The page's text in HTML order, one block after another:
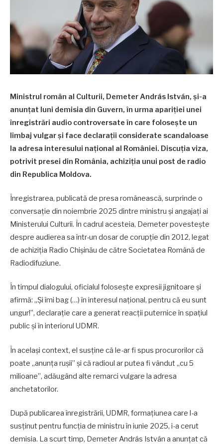
Ministrul român al Culturii, Demeter András István, și-a
anunțat luni demisia din Guvern, în urma apariției unei
înregistrări audio controversate în care folosește un
limbaj vulgar și face declarații considerate scandaloase
la adresa interesului național al României. Discuția viza,
potrivit presei din România, achiziția unui post de radio
din Republica Moldova.
Înregistrarea, publicată de presa românească, surprinde o
conversație din noiembrie 2025 dintre ministru și angajați ai
Ministerului Culturii. În cadrul acesteia, Demeter povestește
despre audierea sa într-un dosar de corupție din 2012, legat
de achiziția Radio Chișinău de către Societatea Română de
Radiodifuziune.
În timpul dialogului, oficialul folosește expresii jignitoare și
afirmă: „Și îmi bag (…) în interesul național, pentru că eu sunt
ungur!”, declarație care a generat reacții puternice în spațiul
public și în interiorul UDMR.
În același context, el susține că le-ar fi spus procurorilor că
poate „anunța rușii” și că radioul ar putea fi vândut „cu 5
milioane”, adăugând alte remarci vulgare la adresa
anchetatorilor.
După publicarea înregistrării, UDMR, formațiunea care l-a
susținut pentru funcția de ministru în iunie 2025, i-a cerut
demisia. La scurt timp, Demeter András István a anunțat că